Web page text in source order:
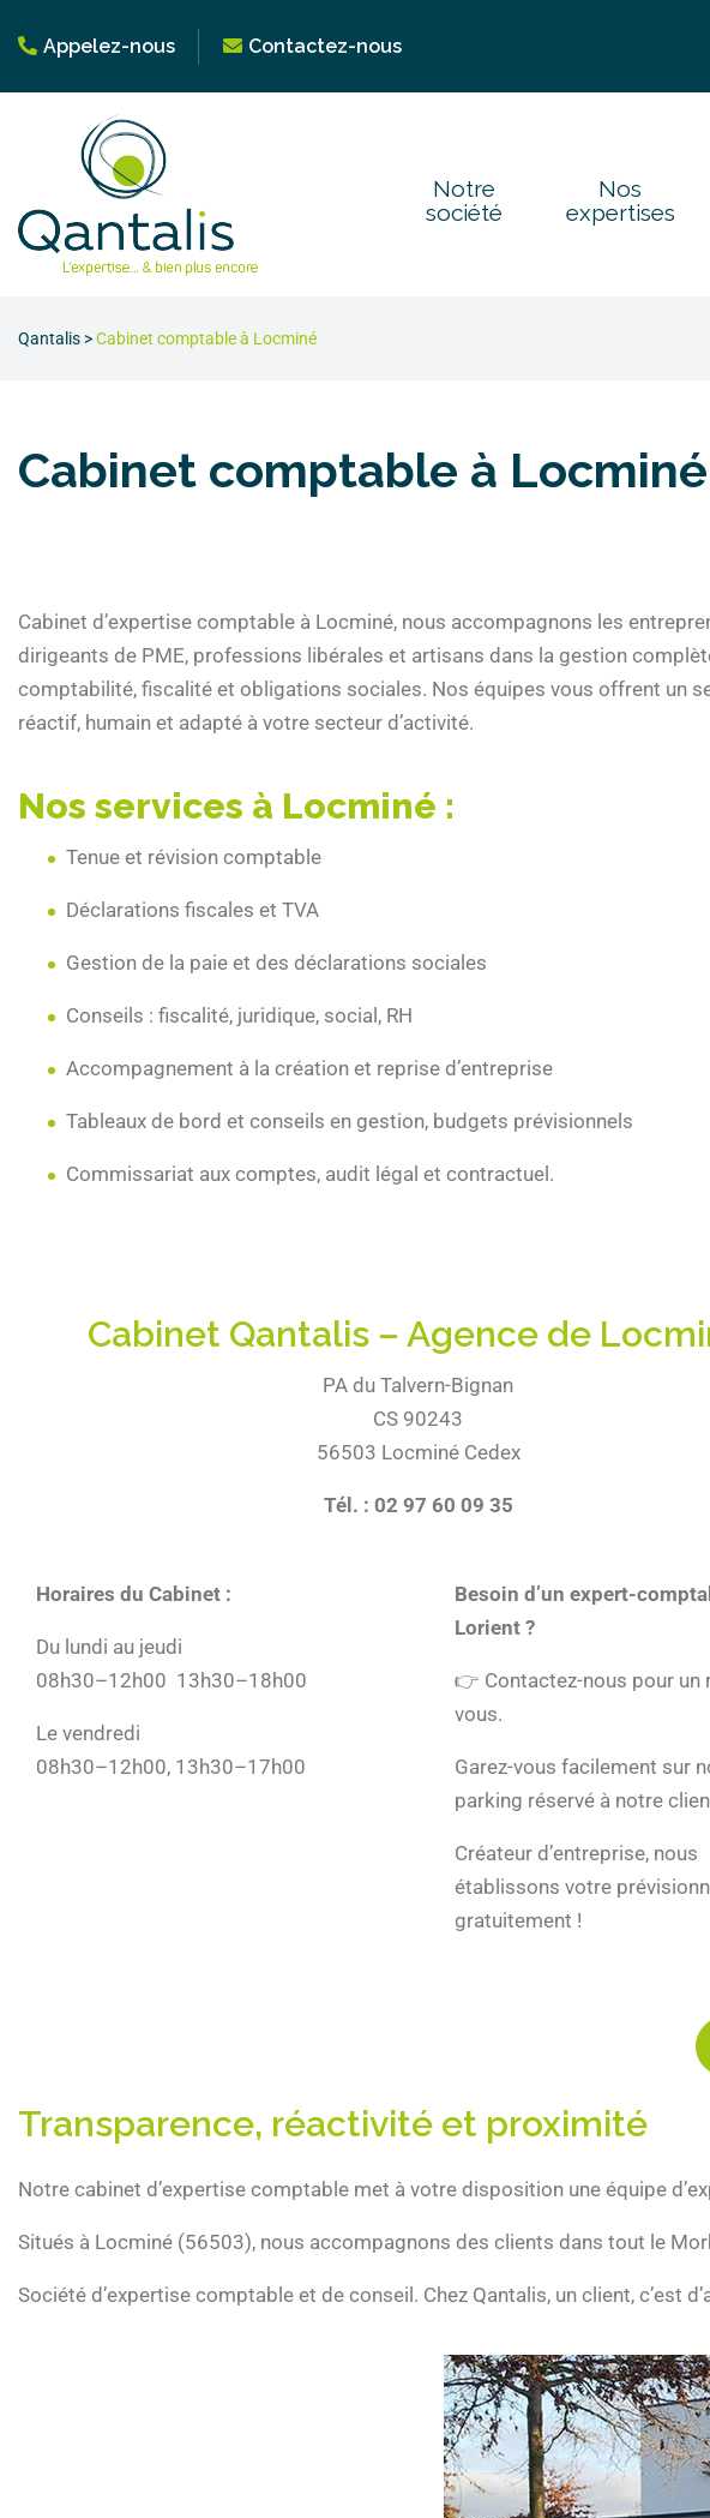
Appelez-nous Contactez-nous
Notre
société
Nos
expertises
Qantalis >Cabinet comptable à Locminé
Cabinet comptable à Locminé
Cabinet d’expertise comptable à Locminé, nous accompagnons les
dirigeants de PME, professions libérales et artisans dans la gestion
comptabilité, fiscalité et obligations sociales. Nos équipes vous offrent un
réactif, humain et adapté à votre secteur d’activité.
Nos services à Locminé :
Tenue et révision comptable
Déclarations fiscales et TVA
Gestion de la paie et des déclarations sociales
Conseils : fiscalité, juridique, social, RH
Accompagnement à la création et reprise d’entreprise
Tableaux de bord et conseils en gestion, budgets prévisionnels
Commissariat aux comptes, audit légal et contractuel.
Cabinet Qantalis – Agence de
PA du Talvern-Bignan
CS 90243
56503 Locminé Cedex
Tél. : 02 97 60 09 35
Horaires du Cabinet :
Du lundi au jeudi
08h30–12h00 13h30–18h00
Le vendredi
08h30–12h00, 13h30–17h00
Besoin d’un expert-
Lorient ?
👉 Contactez-nous pour un
vous.
Garez-vous facilement sur
parking réservé à notre
Créateur d’entreprise, nous
établissons votre
gratuitement !
Transparence, réactivité et proximité
Notre cabinet d’expertise comptable met à votre disposition une équipe
Situés à Locminé (56503), nous accompagnons des clients dans tout le
Société d’expertise comptable et de conseil. Chez Qantalis, un client, c’est